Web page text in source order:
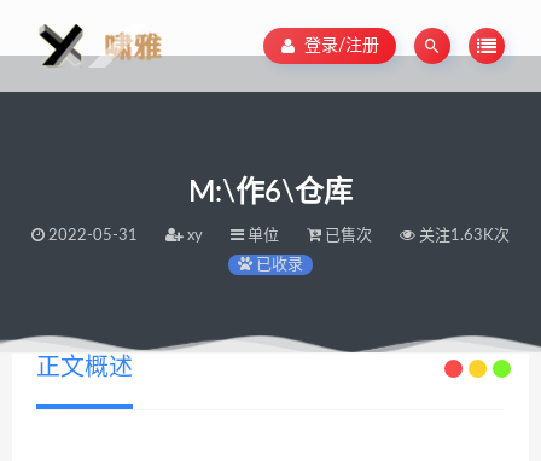
登录/注册
M:\作6\仓库
2022-05-31 xy 单位 已售次
关注1.63K次
已收录
正文概述